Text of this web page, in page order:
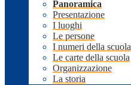
Panoramica
Presentazione
I luoghi
Le persone
I numeri della scuola
Le carte della scuola
Organizzazione
La storia